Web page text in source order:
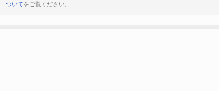
ついてをご覧ください。